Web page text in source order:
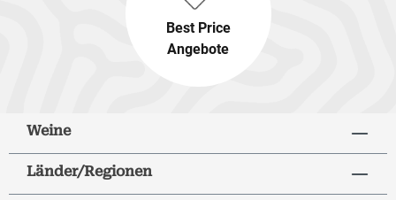
Best Price
Angebote
Weine
Länder/Regionen